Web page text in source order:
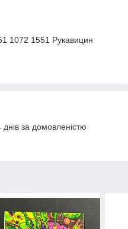
1072 1551 Рукавицин
за домовленістю